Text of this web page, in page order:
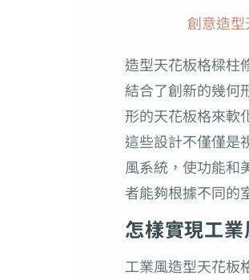
創意造
造型天花板格樑柱
結合了創新的幾何
形的天花板格來軟
這些設計不僅僅是
風系統，使功能和
者能夠根據不同的
怎樣實現工
工業風造型天花板